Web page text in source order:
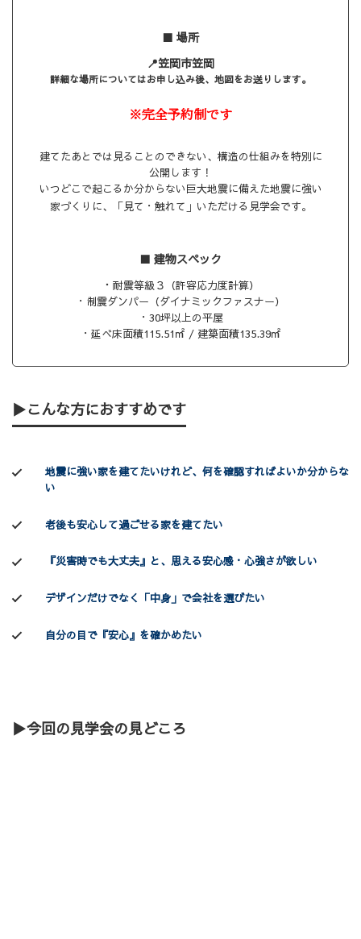
■ 場所
📍笠岡市笠岡
詳細な場所についてはお申し込み後、地図をお送りします。
※完全予約制です
建てたあとでは見ることのできない、構造の仕組みを特別に
公開します！
いつどこで起こるか分からない巨大地震に備えた地震に強い
家づくりに、「見て・触れて」いただける見学会です。
■ 建物スペック
・ 耐震等級３（許容応力度計算）
・制震ダンパー（ダイナミックファスナー）
・30坪以上の平屋
・延べ床面積115.51㎡ / 建築面積135.39㎡
▶こんな方におすすめです
地震に強い家を建てたいけれど、何を確認すればよいか分からな
い
老後も安心して過ごせる家を建てたい
『災害時でも大丈夫』と、思える安心感・心強さが欲しい
デザインだけでなく「中身」で会社を選びたい
自分の目で『安心』を確かめたい
▶今回の見学会の見どころ